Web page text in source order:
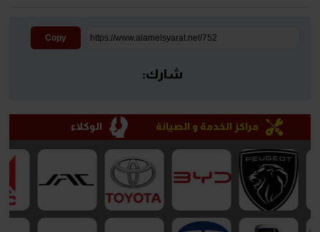
Copy
شارك:
مراكز الخدمة و الصيانة الوكلاء